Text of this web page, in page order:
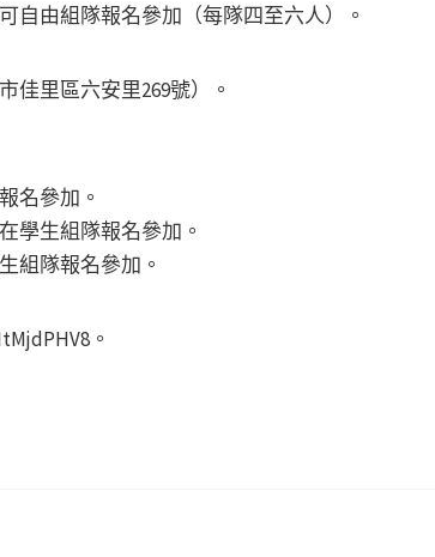
自由組隊報名參加（每隊四至六人）。
佳里區六安里269號）。
名參加。
學生組隊報名參加。
組隊報名參加。
。